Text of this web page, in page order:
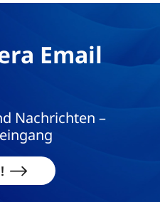
Email
Nachrichten –